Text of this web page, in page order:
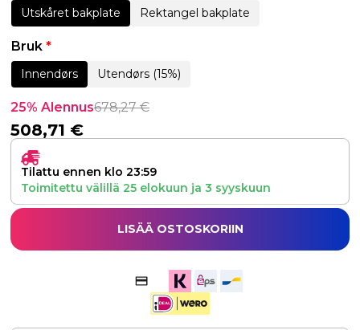
Utskåret bakplate Rektangel bakplate
Bruk *
Innendørs Utendørs (15%)
25% Alennus678,27€
508,71 €
Tilattu ennen klo 23:59
Toimitettu välillä 25 elokuun ja 3 syyskuun
LISÄÄ OSTOSKORIIN